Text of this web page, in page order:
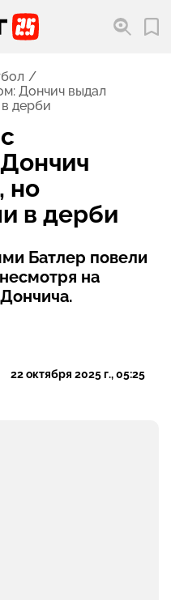
Дончич выдал
дерби
но
в дерби
Батлер повели
на
22 октября 2025 г., 05:25